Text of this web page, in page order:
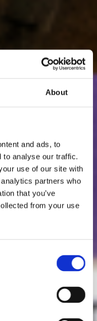
About
and ads, to
to analyse our traffic.
use of our site with
partners who
that you’ve
from your use